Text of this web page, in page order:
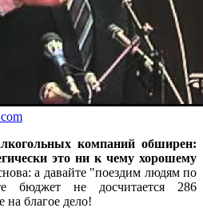
компаний обширен:
это ни к чему хорошему
а давайте "поездим людям по
бюджет не досчитается 286
благое дело!